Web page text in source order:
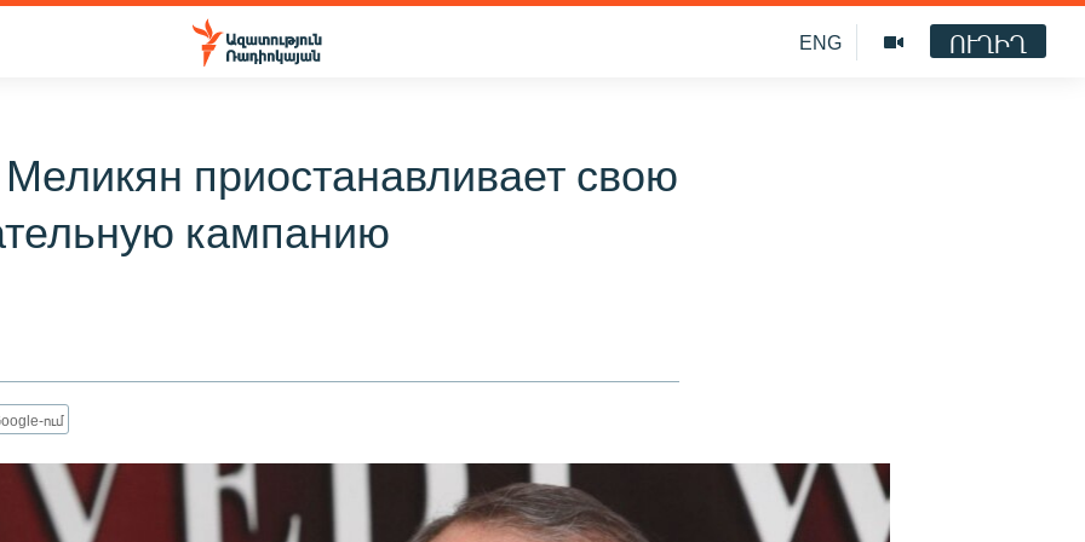
ENG ՈՒՂԻՂ
приостанавливает свою
кампанию
ում